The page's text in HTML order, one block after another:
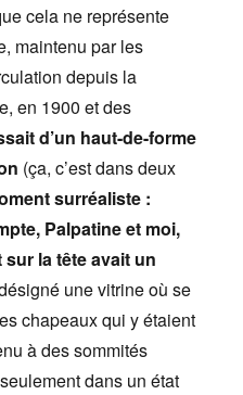
cela ne représente
maintenu par les
depuis la
en 1900 et des
d’un haut-de-forme
(ça, c’est dans deux
surréaliste :
Palpatine et moi,
sur la tête avait un
une vitrine où se
chapeaux qui y étaient
à des sommités
dans un état